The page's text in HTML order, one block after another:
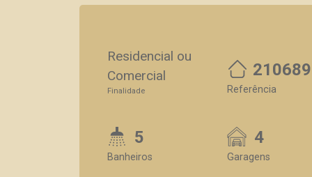
Residencial ou
Comercial
Finalidade
210689
Referência
5
Banheiros
4
Garagens